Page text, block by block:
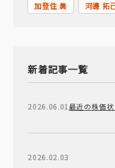
加登住 眞 河邊 拓
新着記事一覧
2026.06.01最近の株価
2026.02.03